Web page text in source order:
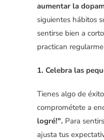
aumentar la
siguientes hábitos
sentirse bien a
practican
1. Celebra las
Tienes algo de
comprométete a
logré!". Para
ajusta tus